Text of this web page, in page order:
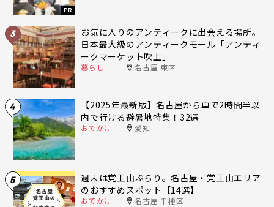
PR
3
お気に入りのアンティークに出会える場所。
日本最大級のアンティークモール「アンティ
ークマーケット吹上」
暮らし 名古屋 東区
4
【2025年最新版】名古屋から車で2時間半以
内で行ける避暑地特集！32選
おでかけ 愛知
5
週末は覚王山ぶらり。名古屋・覚王山エリア
のおすすめスポット【14選】
おでかけ 名古屋 千種区